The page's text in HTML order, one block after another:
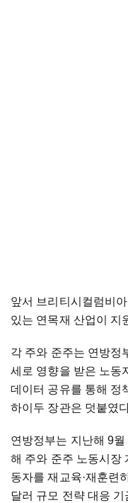
앞서 브리티시컬럼비
있는 연목재 산업이 지
각 주와 준주는 연방정
세로 영향을 받은 노동
데이터 공유를 통해 정
하이두 장관은 덧붙였
연방정부는 지난해 9
해 주와 준주 노동시장
동자를 재교육·재훈련
달러 규모 전략 대응